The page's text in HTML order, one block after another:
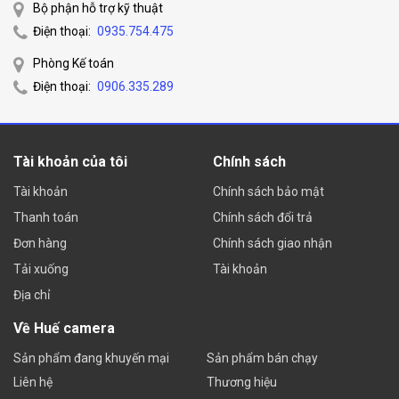
suất tối đa 720W, do đó người dùng cần lưu ý sử dụng
nguồn điện phù hợp để tránh gây hư hại cho thiết bị.
Lắp đặt đúng chỉ dẫn:
được lắp đặt đúng theo chỉ dẫn sử dụng để đảm bảo
thường xuyên có thể làm hư hại cho thiết bị chuyển
mạch, do đó cần hạn chế tần suất cắm rút.
Sử dụng chức năng giám sát:Thiết bị chuyển mạch
SW-Enterprise-48-PoE có tính năng giám sát và quản
lý, hãy tận dụng tính năng này để kiểm soát và giám sát
hoạt động của thiết bị.
Đặc tính kỹ thuật
Mechanical
Bộ phận hỗ trợ kỹ thuật
Điện thoại: 0935.754.475
Phòng Kế toán
Điện thoại: 0906.335.289
Tài khoản của tôi
Tài khoản
Thanh toán
Đơn hàng
Tải xuống
Địa chỉ
Chính sách
Chính sách bảo mật
Chính sách đổi trả
Chính sách giao nhận
Tài khoản
Về Huế camera
Sản phẩm đang khuyến mại
Liên hệ
Sản phẩm bán chạy
Thương hiệu